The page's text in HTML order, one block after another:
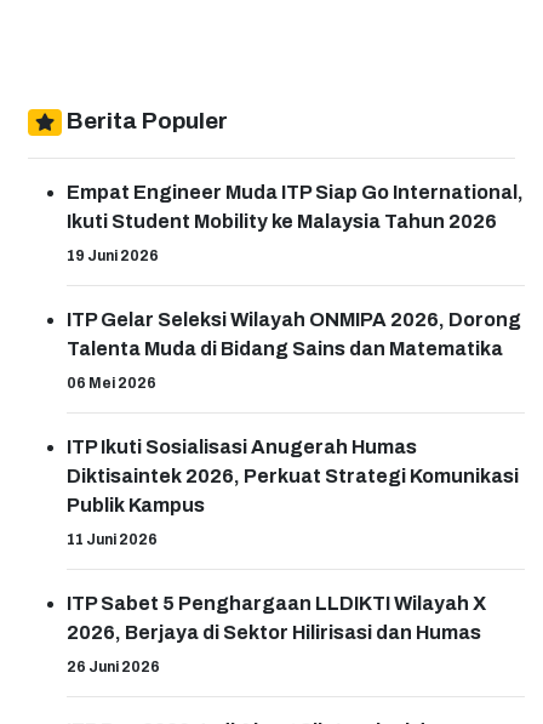
Berita Populer
Empat Engineer Muda ITP Siap Go International,
Ikuti Student Mobility ke Malaysia Tahun 2026
19 Juni 2026
ITP Gelar Seleksi Wilayah ONMIPA 2026, Dorong
Talenta Muda di Bidang Sains dan Matematika
06 Mei 2026
ITP Ikuti Sosialisasi Anugerah Humas
Diktisaintek 2026, Perkuat Strategi Komunikasi
Publik Kampus
11 Juni 2026
ITP Sabet 5 Penghargaan LLDIKTI Wilayah X
2026, Berjaya di Sektor Hilirisasi dan Humas
26 Juni 2026